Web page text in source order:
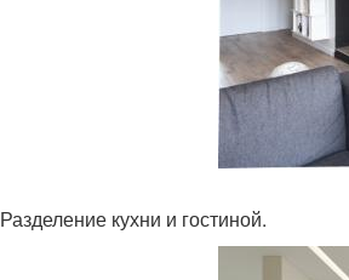
Разделение кухни и гостиной.